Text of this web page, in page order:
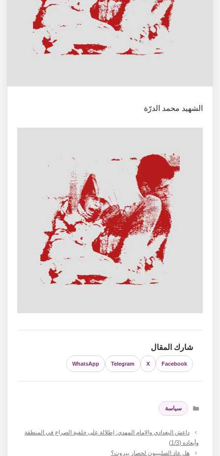
الشهيد محمد الدرّة
شارك المقال
Facebook
X
Telegram
WhatsApp
التصنيفات
سياسة
داعش البغدادي والإمام المهدي: إطلالة على خلفية الصراع في المنطقة
وأبعاده (1/3)
هل عاد الصليبيون لحصار بيروت؟